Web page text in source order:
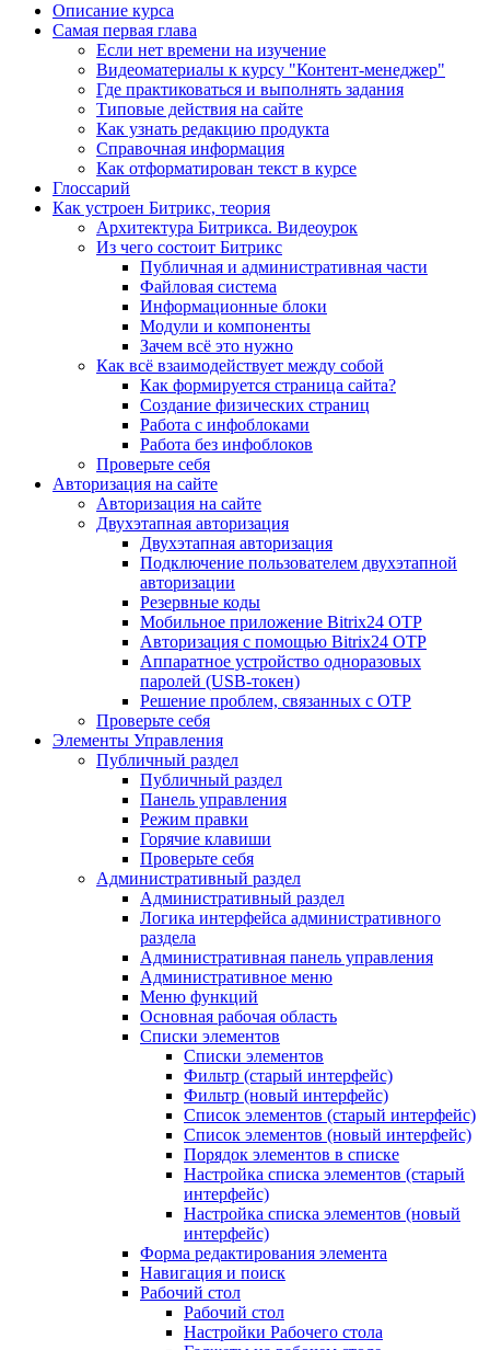
Описание курса
Самая первая глава
Если нет времени на изучение
Видеоматериалы к курсу "Контент-менеджер"
Где практиковаться и выполнять задания
Типовые действия на сайте
Как узнать редакцию продукта
Справочная информация
Как отформатирован текст в курсе
Глоссарий
Как устроен Битрикс, теория
Архитектура Битрикса. Видеоурок
Из чего состоит Битрикс
Публичная и административная части
Файловая система
Информационные блоки
Модули и компоненты
Зачем всё это нужно
Как всё взаимодействует между собой
Как формируется страница сайта?
Создание физических страниц
Работа с инфоблоками
Работа без инфоблоков
Проверьте себя
Авторизация на сайте
Авторизация на сайте
Двухэтапная авторизация
Двухэтапная авторизация
Подключение пользователем двухэтапной
авторизации
Резервные коды
Мобильное приложение Bitrix24 OTP
Авторизация с помощью Bitrix24 OTP
Аппаратное устройство одноразовых
паролей (USB-токен)
Решение проблем, связанных с OTP
Проверьте себя
Элементы Управления
Публичный раздел
Публичный раздел
Панель управления
Режим правки
Горячие клавиши
Проверьте себя
Административный раздел
Административный раздел
Логика интерфейса административного
раздела
Административная панель управления
Административное меню
Меню функций
Основная рабочая область
Списки элементов
Списки элементов
Фильтр (старый интерфейс)
Фильтр (новый интерфейс)
Список элементов (старый интерфейс)
Список элементов (новый интерфейс)
Порядок элементов в списке
Настройка списка элементов (старый
интерфейс)
Настройка списка элементов (новый
интерфейс)
Форма редактирования элемента
Навигация и поиск
Рабочий стол
Рабочий стол
Настройки Рабочего стола